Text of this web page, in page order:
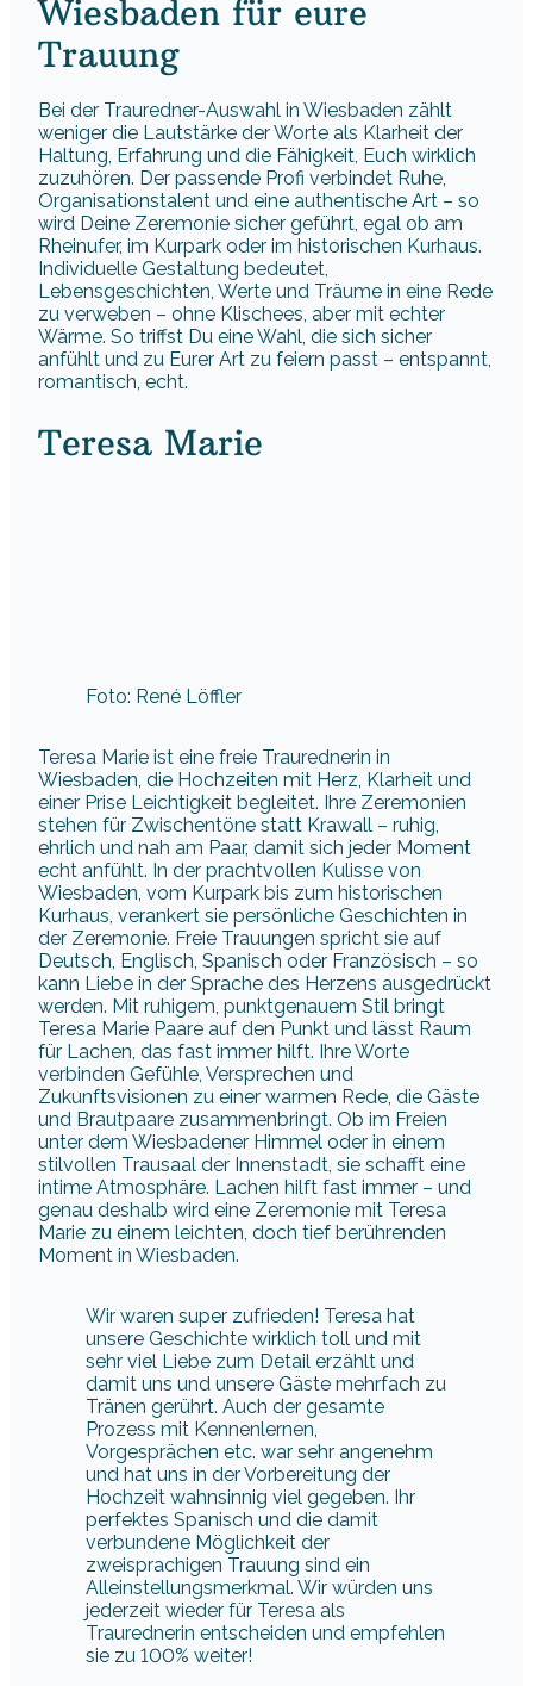
Wiesbaden für eure
Trauung
Bei der Trauredner-Auswahl in Wiesbaden zählt
weniger die Lautstärke der Worte als Klarheit der
Haltung, Erfahrung und die Fähigkeit, Euch wirklich
zuzuhören. Der passende Profi verbindet Ruhe,
Organisationstalent und eine authentische Art – so
wird Deine Zeremonie sicher geführt, egal ob am
Rheinufer, im Kurpark oder im historischen Kurhaus.
Individuelle Gestaltung bedeutet,
Lebensgeschichten, Werte und Träume in eine Rede
zu verweben – ohne Klischees, aber mit echter
Wärme. So triffst Du eine Wahl, die sich sicher
anfühlt und zu Eurer Art zu feiern passt – entspannt,
romantisch, echt.
Teresa Marie
Foto: René Löffler
Teresa Marie ist eine freie Traurednerin in
Wiesbaden, die Hochzeiten mit Herz, Klarheit und
einer Prise Leichtigkeit begleitet. Ihre Zeremonien
stehen für Zwischentöne statt Krawall – ruhig,
ehrlich und nah am Paar, damit sich jeder Moment
echt anfühlt. In der prachtvollen Kulisse von
Wiesbaden, vom Kurpark bis zum historischen
Kurhaus, verankert sie persönliche Geschichten in
der Zeremonie. Freie Trauungen spricht sie auf
Deutsch, Englisch, Spanisch oder Französisch – so
kann Liebe in der Sprache des Herzens ausgedrückt
werden. Mit ruhigem, punktgenauem Stil bringt
Teresa Marie Paare auf den Punkt und lässt Raum
für Lachen, das fast immer hilft. Ihre Worte
verbinden Gefühle, Versprechen und
Zukunftsvisionen zu einer warmen Rede, die Gäste
und Brautpaare zusammenbringt. Ob im Freien
unter dem Wiesbadener Himmel oder in einem
stilvollen Trausaal der Innenstadt, sie schafft eine
intime Atmosphäre. Lachen hilft fast immer – und
genau deshalb wird eine Zeremonie mit Teresa
Marie zu einem leichten, doch tief berührenden
Moment in Wiesbaden.
Wir waren super zufrieden! Teresa hat
unsere Geschichte wirklich toll und mit
sehr viel Liebe zum Detail erzählt und
damit uns und unsere Gäste mehrfach zu
Tränen gerührt. Auch der gesamte
Prozess mit Kennenlernen,
Vorgesprächen etc. war sehr angenehm
und hat uns in der Vorbereitung der
Hochzeit wahnsinnig viel gegeben. Ihr
perfektes Spanisch und die damit
verbundene Möglichkeit der
zweisprachigen Trauung sind ein
Alleinstellungsmerkmal. Wir würden uns
jederzeit wieder für Teresa als
Traurednerin entscheiden und empfehlen
sie zu 100% weiter!